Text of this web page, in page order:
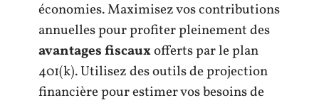
économies. Maximisez vos contributions
annuelles pour profiter pleinement des
avantages fiscauxofferts par le plan
401(k). Utilisez des outils de projection
financière pour estimer vos besoins de